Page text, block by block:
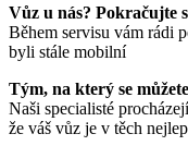
Vůz u nás? Pokračujte
Během servisu vám rádi
byli stále mobilní
Tým, na který se
Naši specialisté
že váš vůz je v těch